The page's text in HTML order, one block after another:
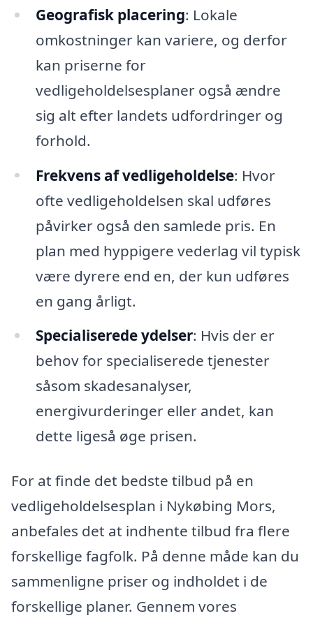
Geografisk placering: Lokale
omkostninger kan variere, og derfor
kan priserne for
vedligeholdelsesplaner også ændre
sig alt efter landets udfordringer og
forhold.
Frekvens af vedligeholdelse: Hvor
ofte vedligeholdelsen skal udføres
påvirker også den samlede pris. En
plan med hyppigere vederlag vil typisk
være dyrere end en, der kun udføres
en gang årligt.
Specialiserede ydelser: Hvis der er
behov for specialiserede tjenester
såsom skadesanalyser,
energivurderinger eller andet, kan
dette ligeså øge prisen.
For at finde det bedste tilbud på en
vedligeholdelsesplan i Nykøbing Mors,
anbefales det at indhente tilbud fra flere
forskellige fagfolk. På denne måde kan du
sammenligne priser og indholdet i de
forskellige planer. Gennem vores